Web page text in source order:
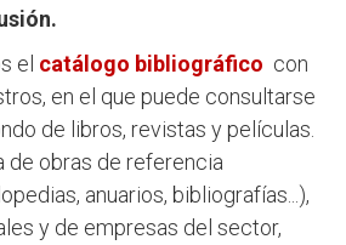
el catálogo bibliográfico con
en el que puede consultarse
de libros, revistas y películas.
de obras de referencia
anuarios, bibliografías...),
y de empresas del sector,